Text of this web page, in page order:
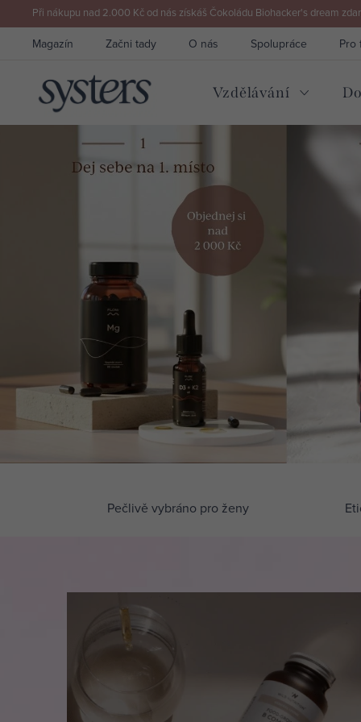
na
Při nákupu nad 2.000 Kč od nás získáš Čokoládu Biohacker's dream
Magazín Začni tady O nás Spolupráce Pro
Vzdělávání
S
t
e
n
o
ž
n
Pečlivě vybráno pro ženy